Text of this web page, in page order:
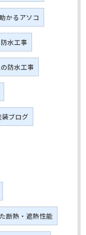
かるアソコ
防水工事
防水工事
ブログ
断熱・遮熱性能